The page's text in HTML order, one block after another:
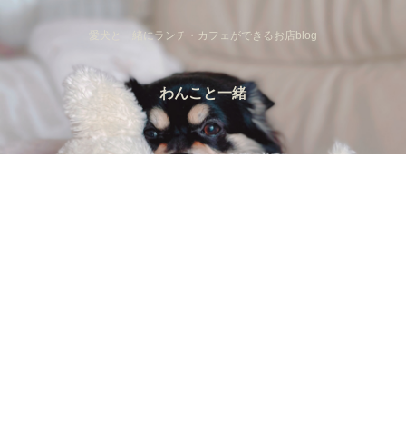
愛犬と一緒にランチ・カフェができるお店blog
わんこと一緒